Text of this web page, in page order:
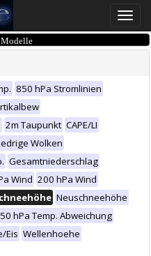
Toggle
850 hPa Stromlinien
2m Taupunkt CAPE/LI
Wolken
Gesamtniederschlag
Wind 200 hPa Wind
Neuschneehöhe
hPa Temp. Abweichung
Eis Wellenhoehe